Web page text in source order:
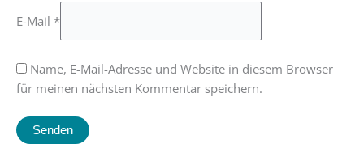
E-Mail *
Name, E-Mail-Adresse und Website in diesem Browser
für meinen nächsten Kommentar speichern.